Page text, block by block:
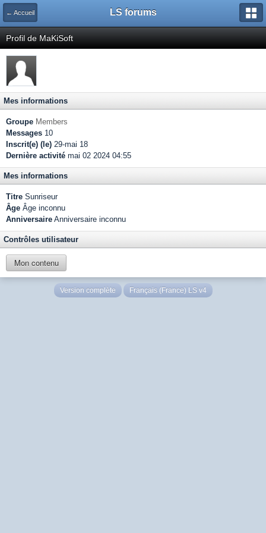
← Accueil LS forums
Profil de MaKiSoft
Mes informations
Groupe Members
Messages 10
Inscrit(e) (le) 29-mai 18
Dernière activité mai 02 2024 04:55
Mes informations
Titre Sunriseur
Âge Âge inconnu
Anniversaire Anniversaire inconnu
Contrôles utilisateur
Mon contenu
Version complète Français (France) LS v4